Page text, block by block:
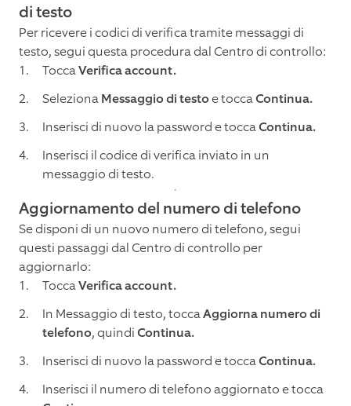
di testo
Per ricevere i codici di verifica tramite messaggi di
testo, segui questa procedura dal Centro di controllo:
ToccaVerifica account.
SelezionaMessaggio di testoe toccaContinua.
Inserisci di nuovo la password e toccaContinua.
Inserisci il codice di verifica inviato in un
messaggio di testo.
Aggiornamento del numero di telefono
Se disponi di un nuovo numero di telefono, segui
questi passaggi dal Centro di controllo per
aggiornarlo:
ToccaVerifica account.
In Messaggio di testo, toccaAggiorna numero di
telefono, quindiContinua.
Inserisci di nuovo la password e toccaContinua.
Inserisci il numero di telefono aggiornato e tocca